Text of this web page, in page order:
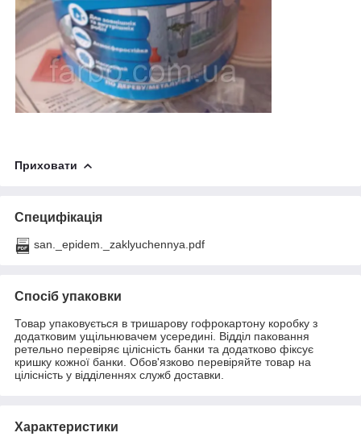
Приховати
Специфікація
san._epidem._zaklyuchennya.pdf
Спосіб упаковки
Товар упаковується в тришарову гофрокартону коробку з
додатковим ущільнювачем усередині. Відділ паковання
ретельно перевіряє цілісність банки та додатково фіксує
кришку кожної банки. Обов'язково перевіряйте товар на
цілісність у відділеннях служб доставки.
Характеристики